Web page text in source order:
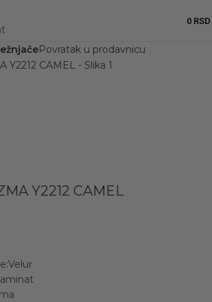
0 RSD
Povratak u prodavnicu
Y2212 CAMEL